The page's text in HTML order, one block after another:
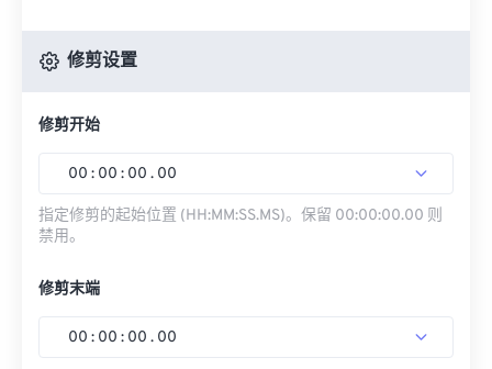
修剪设置
修剪开始
00 : 00 : 00 . 00
指定修剪的起始位置 (HH:MM:SS.MS)。保留 00:00:00.00 则
禁用。
修剪末端
00 : 00 : 00 . 00